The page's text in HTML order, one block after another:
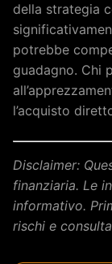
della strategia
potrebbe
guadagno. Chi
l’acquisto
Disclaimer:
finanziaria. Le
informativo.
rischi e